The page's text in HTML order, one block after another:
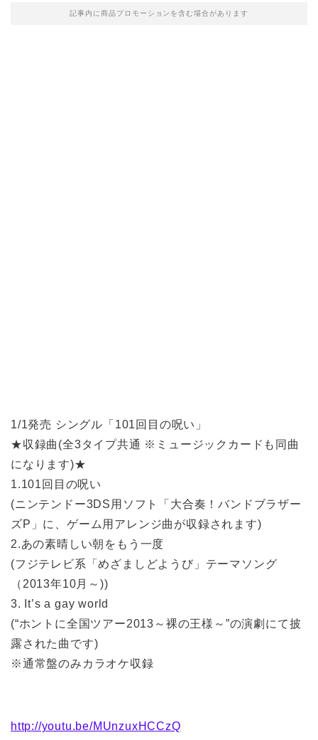
記事内に商品プロモーションを含む場合があります
1/1発売 シングル「101回目の呪い」
★収録曲(全3タイプ共通 ※ミュージックカードも同曲
になります)★
1.101回目の呪い
(ニンテンドー3DS用ソフト「大合奏！バンドブラザー
ズP」に、ゲーム用アレンジ曲が収録されます)
2.あの素晴しい朝をもう一度
(フジテレビ系「めざましどようび」テーマソング
（2013年10月～))
3. It’s a gay world
(“ホントに全国ツアー2013～裸の王様～”の演劇にて披
露された曲です)
※通常盤のみカラオケ収録
http://youtu.be/MUnzuxHCCzQ